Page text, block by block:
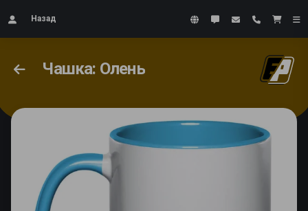
Назад
Чашка: Олень